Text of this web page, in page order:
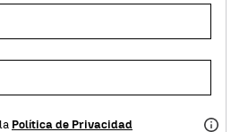
Política de Privacidad